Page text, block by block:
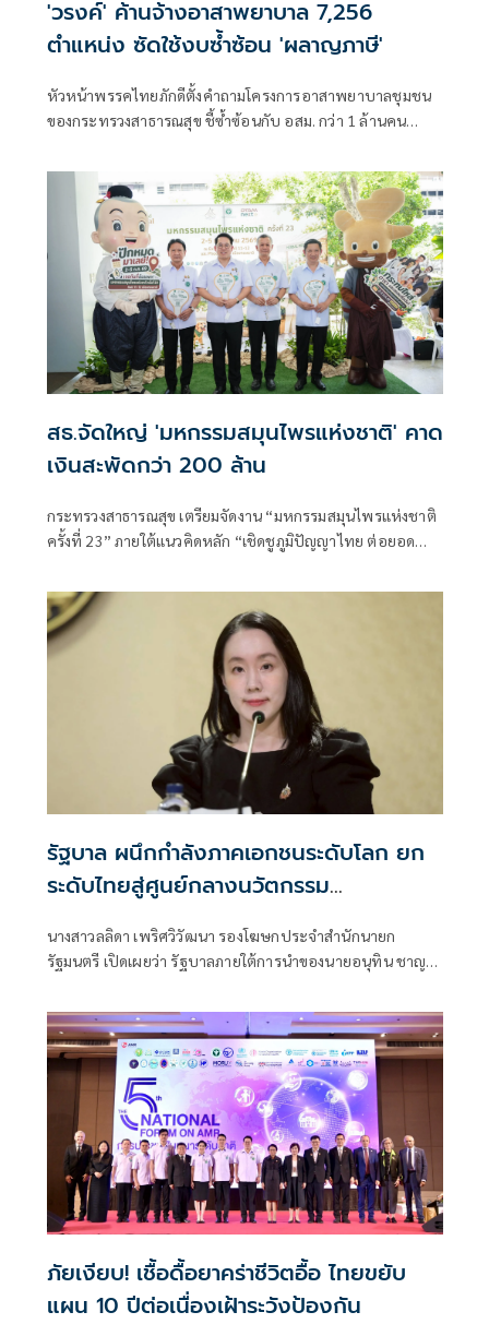
'วรงค์' ค้านจ้างอาสาพยาบาล 7,256
ตำแหน่ง ซัดใช้งบซ้ำซ้อน 'ผลาญภาษี'
หัวหน้าพรรคไทยภักดีตั้งคำถามโครงการอาสาพยาบาลชุมชน
ของกระทรวงสาธารณสุข ชี้ซ้ำซ้อนกับ อสม. กว่า 1 ล้านคน
สาธารณสุข
สธ.จัดใหญ่ 'มหกรรมสมุนไพรแห่งชาติ' คาด
เงินสะพัดกว่า 200 ล้าน
กระทรวงสาธารณสุข เตรียมจัดงาน “มหกรรมสมุนไพรแห่งชาติ
ครั้งที่ 23” ภายใต้แนวคิดหลัก “เชิดชูภูมิปัญญาไทย ต่อยอด
สู่การสร้างเศรษฐกิจ”
รัฐบาล ผนึกกำลังภาคเอกชนระดับโลก ยก
ระดับไทยสู่ศูนย์กลางนวัตกรรม
นางสาวลลิดา เพริศวิวัฒนา รองโฆษกประจำสำนักนายก
รัฐมนตรี เปิดเผยว่า รัฐบาลภายใต้การนำของนายอนุทิน ชาญวีร
ภัยเงียบ! เชื้อดื้อยาคร่าชีวิตอื้อ ไทยขยับ
แผน 10 ปีต่อเนื่องเฝ้าระวังป้องกัน